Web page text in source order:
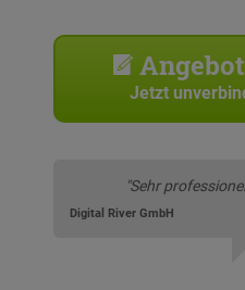
Jetzt
"Sehr
Digital River GmbH